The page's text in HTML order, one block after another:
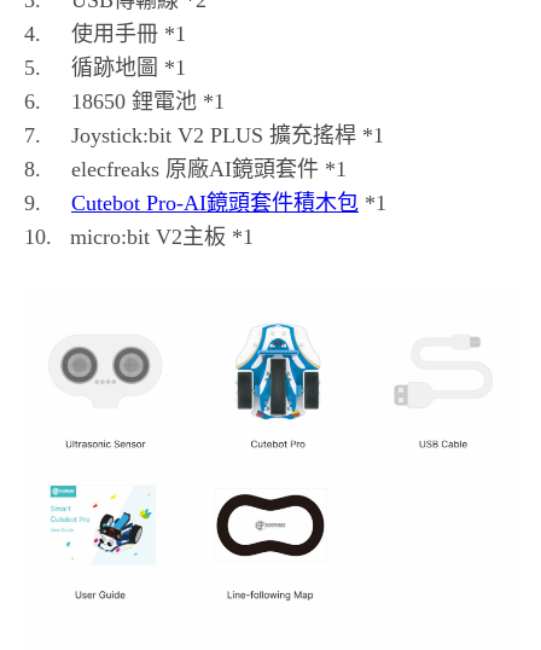
4. 使用手冊 *1
5. 循跡地圖 *1
6. 18650 鋰電池 *1
7. Joystick:bit V2 PLUS 擴充搖桿 *1
8. elecfreaks 原廠AI鏡頭套件 *1
9. Cutebot Pro-AI鏡頭套件積木包 *1
10. micro:bit V2主板 *1